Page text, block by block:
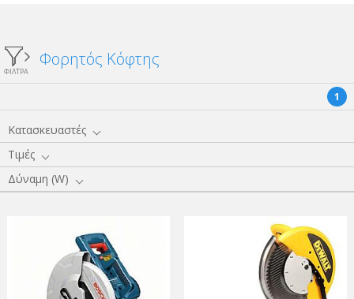
ΦΙΛΤΡΑ
Φορητός Κόφτης
1
Κατασκευαστές
Τιμές
Δύναμη (W)